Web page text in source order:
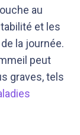
au
et les
la journée.
peut
graves, tels